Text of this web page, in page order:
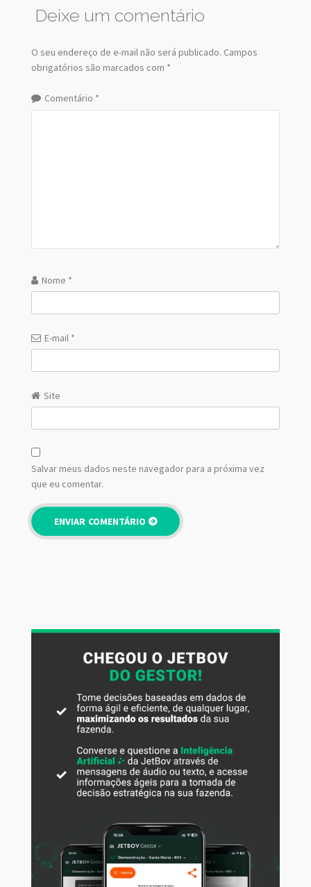
Deixe um comentário
O seu endereço de e-mail não será publicado. Campos
obrigatórios são marcados com *
Comentário *
Nome *
E-mail *
Site
Salvar meus dados neste navegador para a próxima vez
que eu comentar.